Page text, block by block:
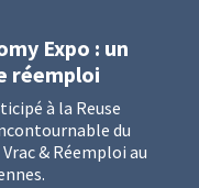
Expo : un
réemploi
à la Reuse
du
& Réemploi au